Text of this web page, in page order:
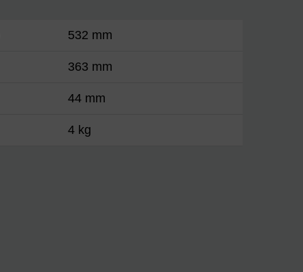
532 mm
363 mm
44 mm
4 kg